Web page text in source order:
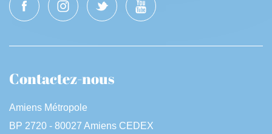
Contactez-nous
Amiens Métropole
BP 2720 - 80027 Amiens CEDEX